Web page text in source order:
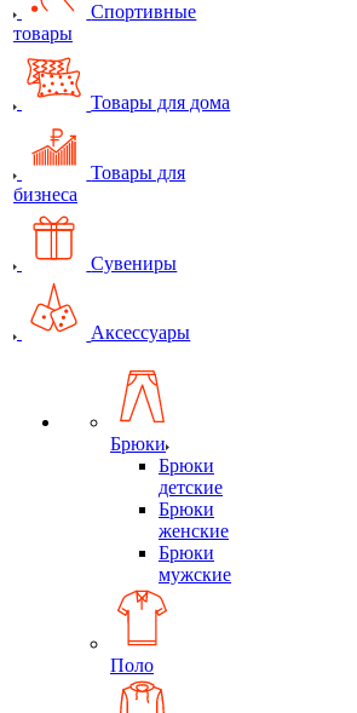
Спортивные
товары
Товары для дома
Товары для
бизнеса
Сувениры
Аксессуары
Брюки
Брюки
детские
Брюки
женские
Брюки
мужские
Поло